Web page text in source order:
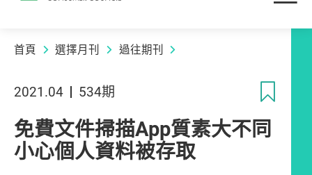
首頁 選擇月刊 過往期刊
2021.04 534期
免費文件掃描App質素大不同
小心個人資料被存取